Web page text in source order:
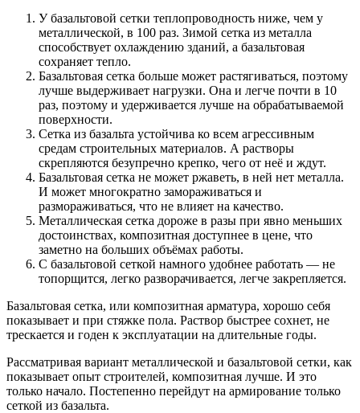
У базальтовой сетки теплопроводность ниже, чем у
металлической, в 100 раз. Зимой сетка из металла
способствует охлаждению зданий, а базальтовая
сохраняет тепло.
Базальтовая сетка больше может растягиваться, поэтому
лучше выдерживает нагрузки. Она и легче почти в 10
раз, поэтому и удерживается лучше на обрабатываемой
поверхности.
Сетка из базальта устойчива ко всем агрессивным
средам строительных материалов. А растворы
скрепляются безупречно крепко, чего от неё и ждут.
Базальтовая сетка не может ржаветь, в ней нет металла.
И может многократно замораживаться и
размораживаться, что не влияет на качество.
Металлическая сетка дороже в разы при явно меньших
достоинствах, композитная доступнее в цене, что
заметно на больших объёмах работы.
С базальтовой сеткой намного удобнее работать — не
топорщится, легко разворачивается, легче закрепляется.
Базальтовая сетка, или композитная арматура, хорошо себя
показывает и при стяжке пола. Раствор быстрее сохнет, не
трескается и годен к эксплуатации на длительные годы.
Рассматривая вариант металлической и базальтовой сетки, как
показывает опыт строителей, композитная лучше. И это
только начало. Постепенно перейдут на армирование только
сеткой из базальта.